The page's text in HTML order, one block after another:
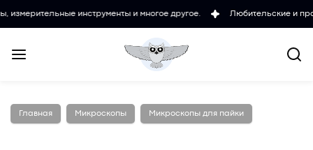
инструменты и многое другое. Любительские и
Главная Микроскопы Микроскопы для пайки